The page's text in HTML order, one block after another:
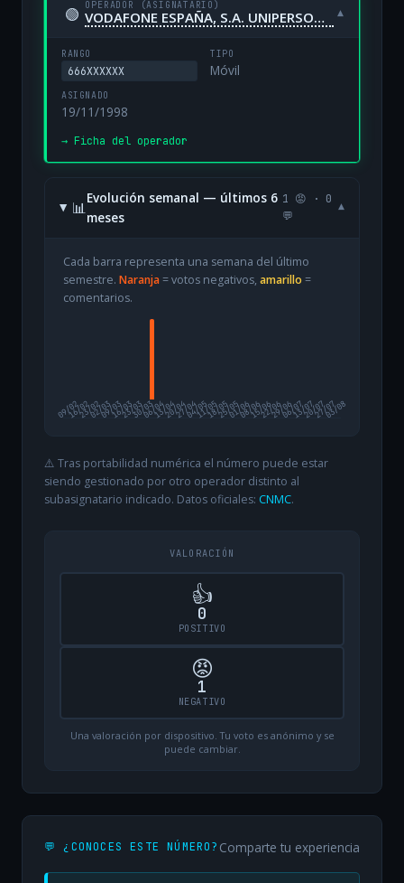
🟢 OPERADOR (ASIGNATARIO)
VODAFONE ESPAÑA, S.A. UNIPERSONAL ▾
RANGO
666XXXXXX
TIPO
Móvil
ASIGNADO
19/11/1998
→ Ficha del operador
📊
Evolución semanal — últimos 6
meses
1 😡 · 0
💬
▾
Cada barra representa una semana del último
semestre. Naranja= votos negativos, amarillo =
comentarios.
09/02
16/0223/0202/0309/0316/0323/0330/0306/0413/0420/0427/0404/0511/0518/0525/0501/0608/0615/0622/0629/0606/0713/0720/0727/07
03/08
⚠️ Tras portabilidad numérica el número puede estar
siendo gestionado por otro operador distinto al
subasignatario indicado. Datos oficiales: CNMC.
VALORACIÓN
👍
0
POSITIVO
😡
1
NEGATIVO
Una valoración por dispositivo. Tu voto es anónimo y se
puede cambiar.
💬 ¿CONOCES ESTE NÚMERO? Comparte tu experiencia